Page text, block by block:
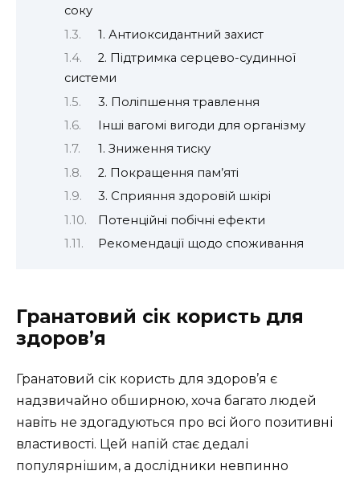
соку
1. Антиоксидантний захист
2. Підтримка серцево-судинної
системи
3. Поліпшення травлення
Іншi вагомі вигоди для організму
1. Зниження тиску
2. Покращення пам’яті
3. Сприяння здоровій шкірі
Потенційні побічні ефекти
Рекомендації щодо споживання
Гранатовий сік користь для
здоров’я
Гранатовий сік користь для здоров’я є
надзвичайно обширною, хоча багато людей
навіть не здогадуються про всі його позитивні
властивості. Цей напій стає дедалі
популярнішим, а дослідники невпинно